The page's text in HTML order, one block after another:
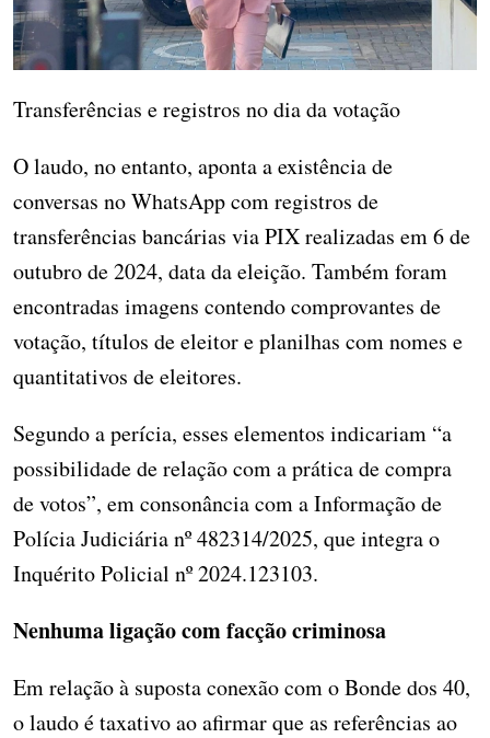
Transferências e registros no dia da votação
O laudo, no entanto, aponta a existência de
conversas no WhatsApp com registros de
transferências bancárias via PIX realizadas em 6 de
outubro de 2024, data da eleição. Também foram
encontradas imagens contendo comprovantes de
votação, títulos de eleitor e planilhas com nomes e
quantitativos de eleitores.
Segundo a perícia, esses elementos indicariam “a
possibilidade de relação com a prática de compra
de votos”, em consonância com a Informação de
Polícia Judiciária nº 482314/2025, que integra o
Inquérito Policial nº 2024.123103.
Nenhuma ligação com facção criminosa
Em relação à suposta conexão com o Bonde dos 40,
o laudo é taxativo ao afirmar que as referências ao